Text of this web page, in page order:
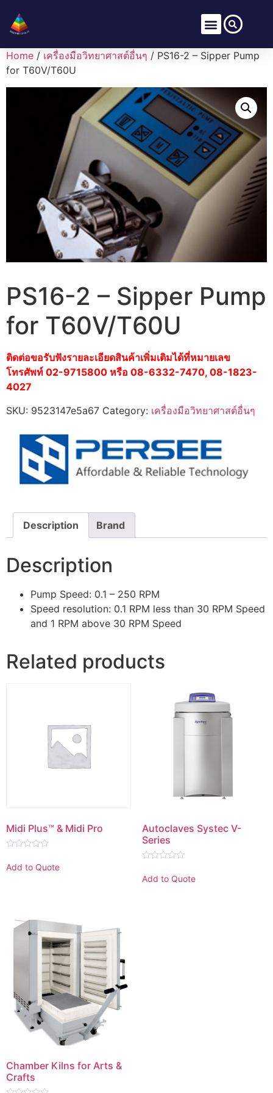
Home / เครื่องมือวิทยาศาสต์อื่นๆ / PS16-2 – Sipper Pump
for T60V/T60U
PS16-2 – Sipper Pump
for T60V/T60U
ติดต่อขอรับฟังรายละเอียดสินค้าเพิ่มเติมได้ที่หมายเลข
โทรศัพท์ 02-9715800 หรือ 08-6332-7470, 08-1823-
4027
SKU: 9523147e5a67 Category: เครื่องมือวิทยาศาสต์อื่นๆ
Description Brand
Description
Pump Speed: 0.1 – 250 RPM
Speed resolution: 0.1 RPM less than 30 RPM Speed
and 1 RPM above 30 RPM Speed
Related products
Midi Plus™ & Midi Pro
0
out
Add to Quote
Autoclaves Systec V-
Series
0
out
Add to Quote
Chamber Kilns for Arts &
Crafts